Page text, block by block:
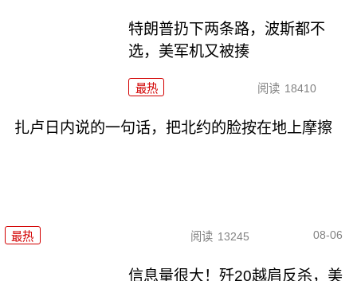
特朗普扔下两条路，波斯都不
选，美军机又被揍
最热 阅读 18410
扎卢日内说的一句话，把北约的脸按在地上摩擦
最热 阅读 13245 08-06
信息量很大！歼20越肩反杀，美